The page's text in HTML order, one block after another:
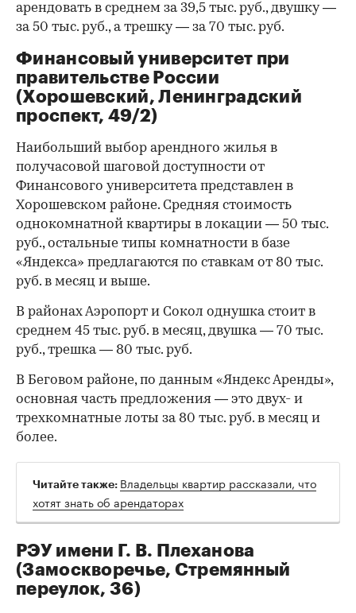
арендовать в среднем за 39,5 тыс. руб., двушку —
за 50 тыс. руб., а трешку — за 70 тыс. руб.
Финансовый университет при
правительстве России
(Хорошевский, Ленинградский
проспект, 49/2)
Наибольший выбор арендного жилья в
получасовой шаговой доступности от
Финансового университета представлен в
Хорошевском районе. Средняя стоимость
однокомнатной квартиры в локации — 50 тыс.
руб., остальные типы комнатности в базе
«Яндекса» предлагаются по ставкам от 80 тыс.
руб. в месяц и выше.
В районах Аэропорт и Сокол однушка стоит в
среднем 45 тыс. руб. в месяц, двушка — 70 тыс.
руб., трешка — 80 тыс. руб.
В Беговом районе, по данным «Яндекс Аренды»,
основная часть предложения — это двух- и
трехкомнатные лоты за 80 тыс. руб. в месяц и
более.
Читайте также: Владельцы квартир рассказали, что
хотят знать об арендаторах
РЭУ имени Г. В. Плеханова
(Замоскворечье, Стремянный
переулок, 36)